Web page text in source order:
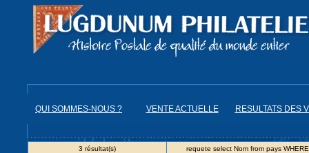
QUI SOMMES-NOUS ? VENTE ACTUELLE RESULTATS DES
3 résultat(s) requete select Nom from pays